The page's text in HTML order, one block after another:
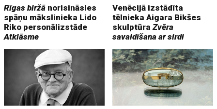
Rīgas biržā norisināsies
spāņu mākslinieka Lido
Riko personālizstāde
Atklāsme
Venēcijā izstādīta
tēlnieka Aigara Bikšes
skulptūraZvēra
savaldīšana ar sirdi